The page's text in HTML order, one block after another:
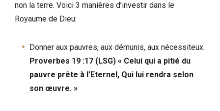
non la terre. Voici 3 manières d’investir dans le
Royaume de Dieu:
Donner aux pauvres, aux démunis, aux nécessiteux.
Proverbes 19 :17 (LSG) « Celui qui a pitié du
pauvre prête à l’Eternel, Qui lui rendra selon
son œuvre. »